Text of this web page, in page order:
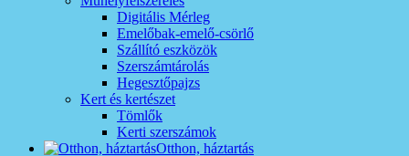
Digitális Mérleg
Emelőbak-emelő-csörlő
Szállító eszközök
Szerszámtárolás
Hegesztőpajzs
Kert és kertészet
Tömlők
Kerti szerszámok
Otthon, háztartás